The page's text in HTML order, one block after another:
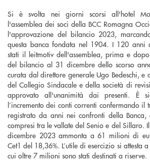
Si è svolta nei giorni scorsi all'hotel
l'assemblea dei soci della BCC Romagna
l'approvazione del bilancio 2023,
questa banca fondata nel 1904. I 120 anni
stati il leitmotiv dell'assemblea, prima e
del bilancio al 31 dicembre dello scorso
curata dal direttore generale Ugo Bedeschi, e
del Collegio Sindacale e della società di
approvato all'unanimità dai presenti. È
l’incremento dei conti correnti confermando il
registrato da anni nei confronti della
compresi tra le vallate del Senio e del Sillaro.
dicembre 2023 ammonta a 61 milioni di
Cet1 del 18,36%. L’utile di esercizio si attesta
cui oltre 7 milioni sono stati destinati a riserve.